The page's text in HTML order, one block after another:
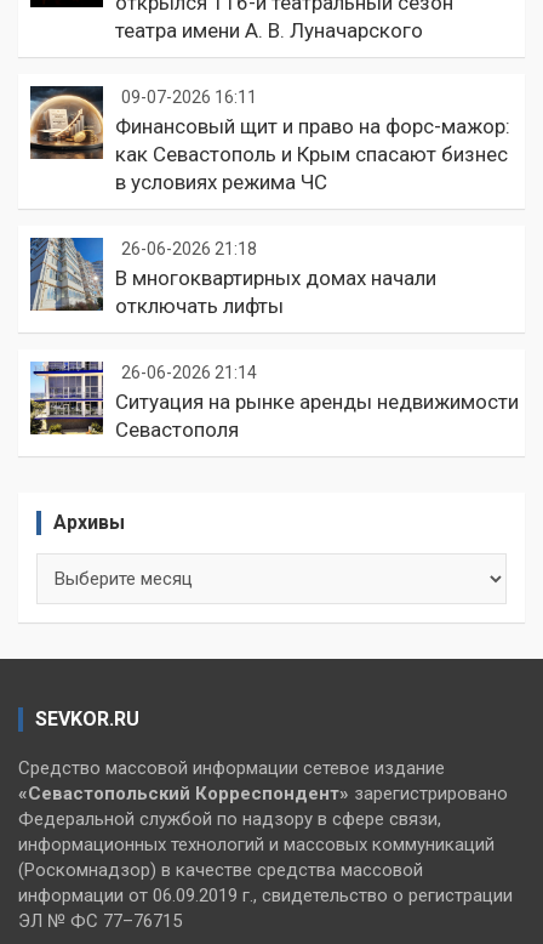
театра имени А. В. Луначарского
09-07-2026 16:11
Финансовый щит и право на форс-мажор:
как Севастополь и Крым спасают бизнес
в условиях режима ЧС
26-06-2026 21:18
В многоквартирных домах начали
отключать лифты
26-06-2026 21:14
Ситуация на рынке аренды недвижимости
Севастополя
Архивы
SEVKOR.RU
Средство массовой информации сетевое издание
«Севастопольский Корреспондент» зарегистрировано
Федеральной службой по надзору в сфере связи,
информационных технологий и массовых коммуникаций
(Роскомнадзор) в качестве средства массовой
информации от 06.09.2019 г., свидетельство о регистрации
ЭЛ № ФС 77–76715